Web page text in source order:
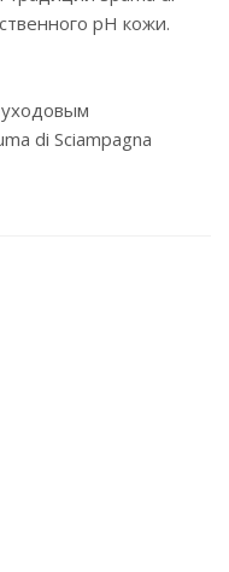
pH кожи.
di Sciampagna